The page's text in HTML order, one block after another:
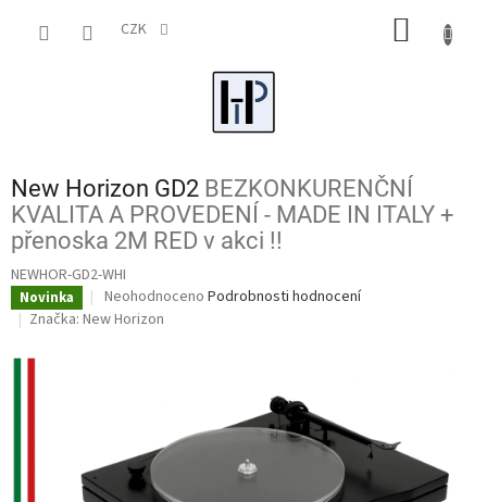
CZK
New Horizon GD2 BEZKONKURENČNÍ
KVALITA A PROVEDENÍ - MADE IN ITALY +
přenoska 2M RED v akci !!
NEWHOR-GD2-WHI
Novinka
Průměrné
hodnocení
hvězdiček.
Neohodnoceno Podrobnosti hodnocení
Značka: New Horizon